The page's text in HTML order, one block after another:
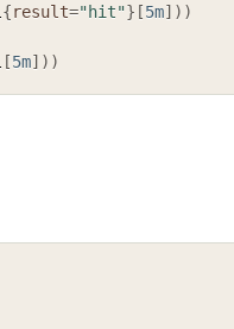
{result="hit"} [5m] ) )
[5m] ) )